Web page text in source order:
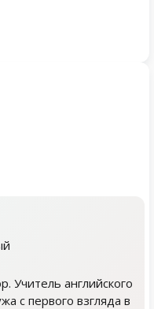
Учитель английского
с первого взгляда в